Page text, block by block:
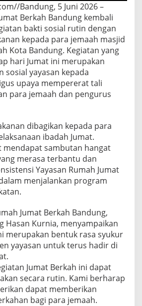
Bandung, 5 Juni 2026 –
Berkah Bandung kembali
bakti sosial rutin dengan
kepada para jemaah masjid
Kota Bandung. Kegiatan yang
hari Jumat ini merupakan
sosial yayasan kepada
upaya mempererat tali
para jemaah dan pengurus
dibagikan kepada para
ibadah Jumat.
mendapat sambutan hangat
merasa terbantu dan
Yayasan Rumah Jumat
menjalankan program
Jumat Berkah Bandung,
Hasan Kurnia, menyampaikan
merupakan bentuk rasa syukur
yayasan untuk terus hadir di
Jumat Berkah ini dapat
secara rutin. Kami berharap
dapat memberikan
bagi para jemaah.